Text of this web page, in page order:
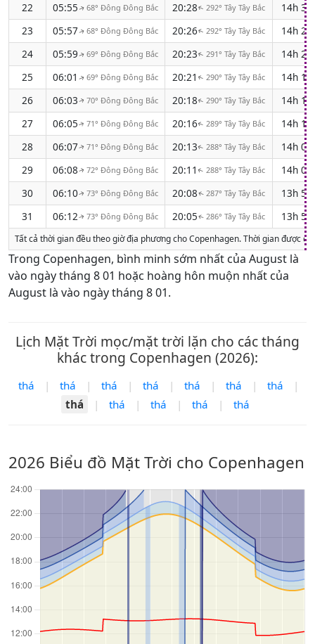
22
05:55↑68° Đông Đông Bắc 20:28↑ 292° Tây Tây Bắc
14h
23
05:57↑68° Đông Đông Bắc 20:26↑ 292° Tây Tây Bắc
14h
24
05:59↑69° Đông Đông Bắc 20:23↑ 291° Tây Tây Bắc
14h
25
06:01 ↑69° Đông Đông Bắc 20:21 ↑ 290° Tây Tây Bắc
14h
26
06:03↑70° Đông Đông Bắc 20:18↑ 290° Tây Tây Bắc
14h
27
06:05↑71° Đông Đông Bắc 20:16↑ 289° Tây Tây Bắc
14h
28
06:07↑71° Đông Đông Bắc 20:13↑ 288° Tây Tây Bắc
14h
29
06:08↑72° Đông Đông Bắc 20:11 ↑ 288° Tây Tây Bắc
14h
30
06:10↑73° Đông Đông Bắc 20:08↑ 287° Tây Tây Bắc
13h
31
06:12↑73° Đông Đông Bắc 20:05↑ 286° Tây Tây Bắc 13h
Tất cả thời gian đều theo giờ địa phương cho Copenhagen. Thời gian được
Trong Copenhagen, bình minh sớm nhất của August là
vào ngày tháng 8 01 hoặc hoàng hôn muộn nhất của
August là vào ngày tháng 8 01.
Lịch Mặt Trời mọc/mặt trời lặn cho các tháng
khác trong Copenhagen (2026):
thá | thá | thá | thá | thá | thá | thá
|
thá
| thá | thá | thá | thá
2026 Biểu đồ Mặt Trời cho Copenhagen